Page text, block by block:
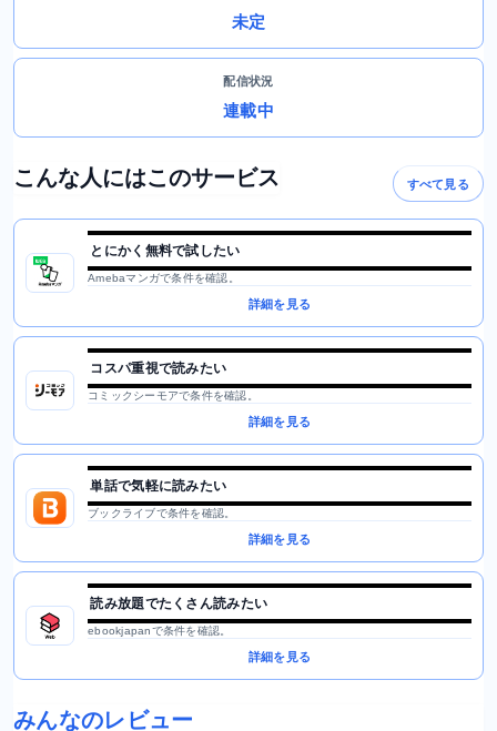
未定
配信状況
連載中
こんな人にはこのサービス すべて見る
とにかく無料で試したい
Amebaマンガで条件を確認。
詳細を見る
コスパ重視で読みたい
コミックシーモアで条件を確認。
詳細を見る
単話で気軽に読みたい
ブックライブで条件を確認。
詳細を見る
読み放題でたくさん読みたい
ebookjapanで条件を確認。
詳細を見る
みんなのレビュー